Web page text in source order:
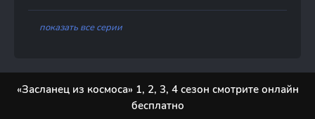
показать все серии
«Засланец из космоса» 1, 2, 3, 4 сезон смотрите онлайн
бесплатно